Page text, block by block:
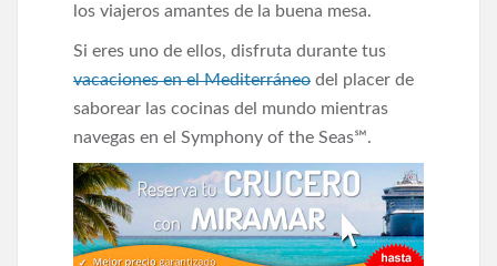
los viajeros amantes de la buena mesa.
Si eres uno de ellos, disfruta durante tus
vacaciones en el Mediterráneo del placer de
saborear las cocinas del mundo mientras
navegas en el Symphony of the Seas℠.